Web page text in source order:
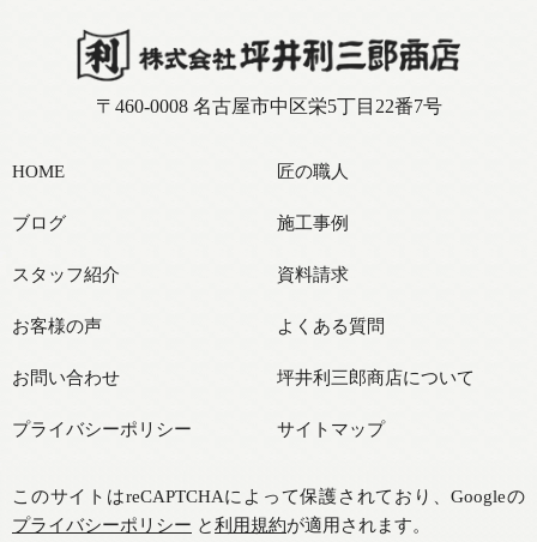
〒460-0008 名古屋市中区栄5丁目22番7号
HOME 匠の職人
ブログ 施工事例
スタッフ紹介 資料請求
お客様の声 よくある質問
お問い合わせ 坪井利三郎商店について
プライバシーポリシー サイトマップ
このサイトはreCAPTCHAによって保護されており、Googleの
プライバシーポリシー と利用規約が適用されます。